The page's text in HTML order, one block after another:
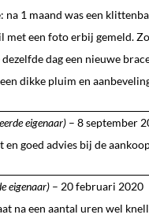
na 1 maand was een
met een foto erbij gemeld.
dag een nieuwe
dikke pluim en
eigenaar) – 8 september
goed advies bij de
eigenaar) – 20 februari 2020
na een aantal uren wel